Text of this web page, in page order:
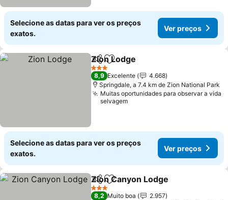
Selecione as datas para ver os preços
exatos.
Ver preços
PartilharAdicionar aos favoritos
Zion Lodge
3 Estrelas
8,9 Excelente
4.668
Springdale, a 7.4 km de Zion National Park
Muitas oportunidades para observar a vida
selvagem
Selecione as datas para ver os preços
exatos.
Ver preços
PartilharAdicionar aos favoritos
Zion Canyon Lodge
3 Estrelas
8,2 Muito boa
2.957